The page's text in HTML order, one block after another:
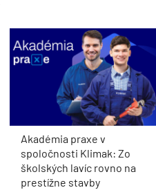
Akadémia praxe v
spoločnosti Klimak: Zo
školských lavíc rovno na
prestížne stavby